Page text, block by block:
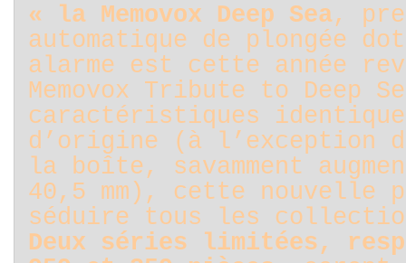
« la Memovox Deep Sea,
automatique de plongée
alarme est cette année
Memovox Tribute to Deep
caractéristiques
d’origine (à l’exception
la boîte, savamment
40,5 mm), cette nouvelle
séduire tous les
Deux séries limitées,